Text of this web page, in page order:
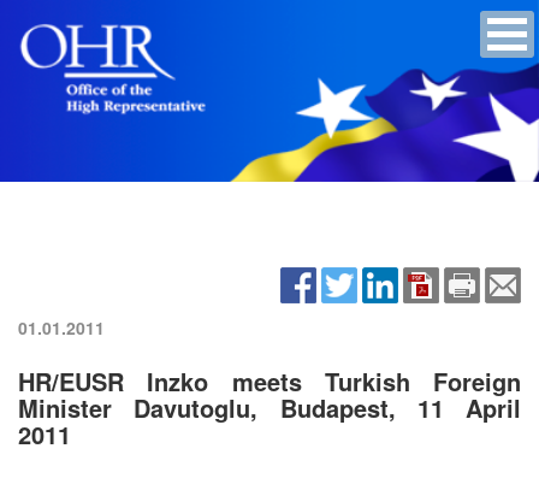
01.01.2011
HR/EUSR Inzko meets Turkish Foreign
Minister Davutoglu, Budapest, 11 April
2011